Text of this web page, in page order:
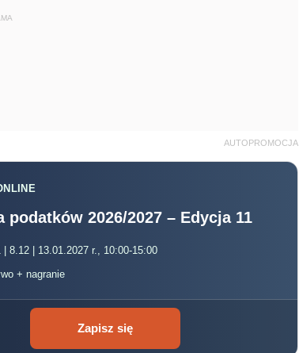
AUTOPROMOCJA
podatków 2026/2027 – Edycja 11
| 8.12 | 13.01.2027 r., 10:00-15:00
+ nagranie
Zapisz się